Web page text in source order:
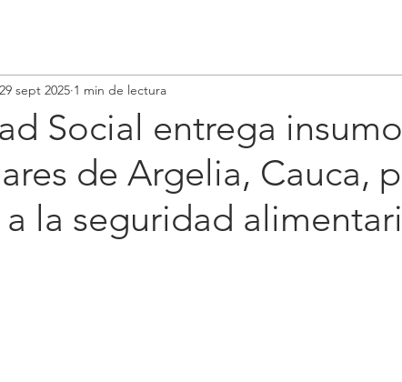
Social entrega
de Argelia, Cauca,
la seguridad
29 sept 2025 1 min de lectura